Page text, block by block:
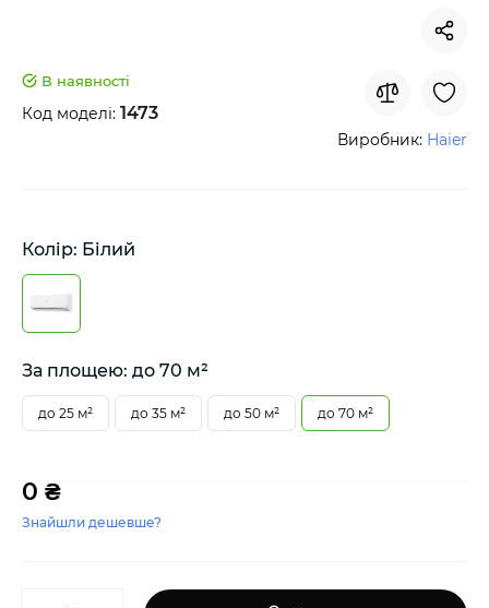
В наявності
Код моделі: 1473
Виробник: Haier
Колір: Білий
За площею: до 70 м²
до 25 м² до 35 м² до 50 м² до 70 м²
0 ₴
Знайшли дешевше?